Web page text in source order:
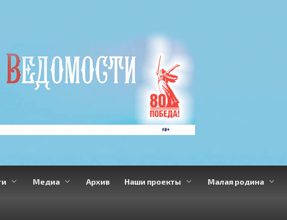
Медиа Архив Наши проекты Малая родина